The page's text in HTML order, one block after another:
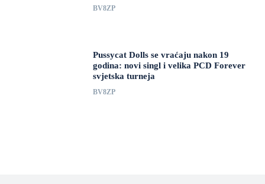
BV8ZP
Pussycat Dolls se vraćaju nakon 19
godina: novi singl i velika PCD Forever
svjetska turneja
BV8ZP